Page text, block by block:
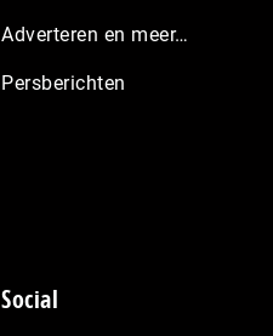
Adverteren en meer…
Persberichten
Social